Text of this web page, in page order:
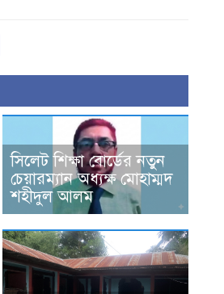
সিলেট শিক্ষা বোর্ডের নতুন
চেয়ারম্যান অধ্যক্ষ মোহাম্মদ
শহীদুল আলম